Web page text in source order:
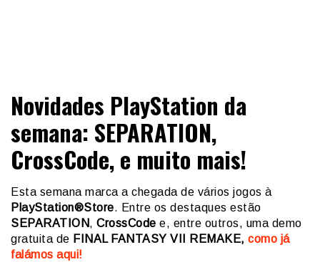
Central Comics
Novidades PlayStation da
semana: SEPARATION,
CrossCode, e muito mais!
Esta semana marca a chegada de vários jogos à
PlayStation®Store. Entre os destaques estão
SEPARATION, CrossCode e, entre outros, uma demo
gratuita de FINAL FANTASY VII REMAKE, como já
falámos aqui!